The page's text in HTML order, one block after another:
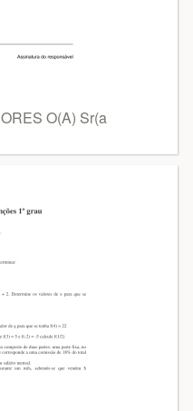
O(A) Sr(a